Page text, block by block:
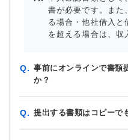
書が必要です。また
る場合・他社借入と
を超える場合は、収
Q. 事前にオンラインで書類
か？
Q. 提出する書類はコピーで